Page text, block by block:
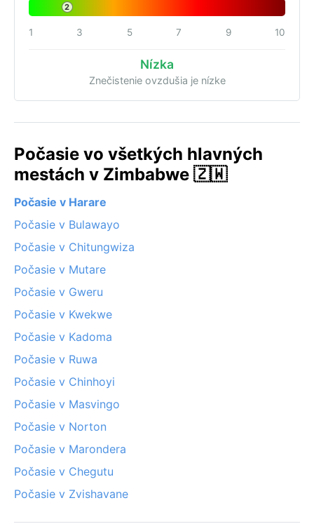
2
1 3 5 7 9 10
Nízka
Znečistenie ovzdušia je nízke
Počasie vo všetkých hlavných
mestách v Zimbabwe 🇿🇼
Počasie v Harare
Počasie v Bulawayo
Počasie v Chitungwiza
Počasie v Mutare
Počasie v Gweru
Počasie v Kwekwe
Počasie v Kadoma
Počasie v Ruwa
Počasie v Chinhoyi
Počasie v Masvingo
Počasie v Norton
Počasie v Marondera
Počasie v Chegutu
Počasie v Zvishavane